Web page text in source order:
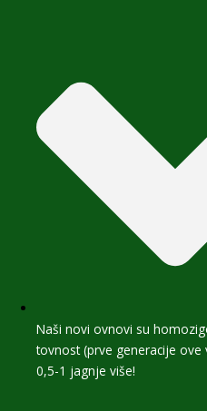
Naši novi ovnovi su
tovnost (prve generacije
0,5-1 jagnje više!